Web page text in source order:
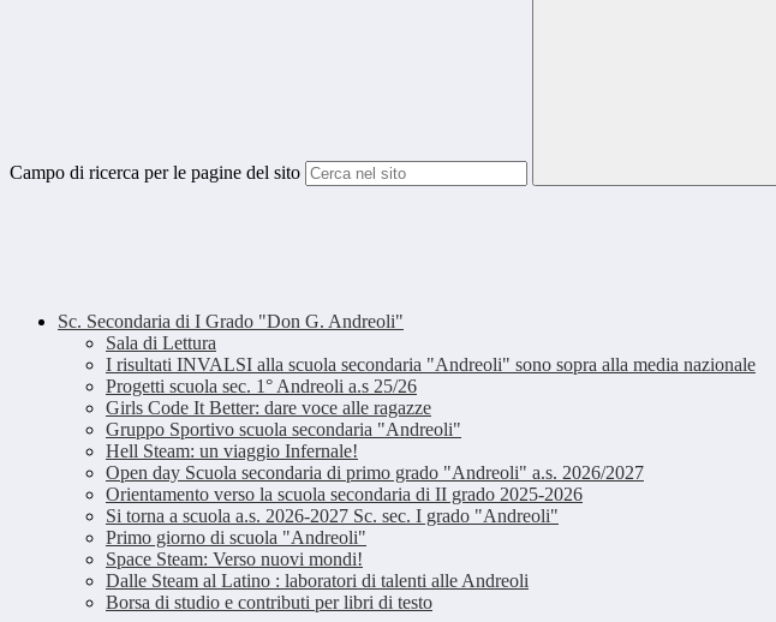
Campo di ricerca per le pagine del sito
Sc. Secondaria di I Grado "Don G. Andreoli"
Sala di Lettura
I risultati INVALSI alla scuola secondaria "Andreoli" sono sopra alla media nazionale
Progetti scuola sec. 1° Andreoli a.s 25/26
Girls Code It Better: dare voce alle ragazze
Gruppo Sportivo scuola secondaria "Andreoli"
Hell Steam: un viaggio Infernale!
Open day Scuola secondaria di primo grado "Andreoli" a.s. 2026/2027
Orientamento verso la scuola secondaria di II grado 2025-2026
Si torna a scuola a.s. 2026-2027 Sc. sec. I grado "Andreoli"
Primo giorno di scuola "Andreoli"
Space Steam: Verso nuovi mondi!
Dalle Steam al Latino : laboratori di talenti alle Andreoli
Borsa di studio e contributi per libri di testo